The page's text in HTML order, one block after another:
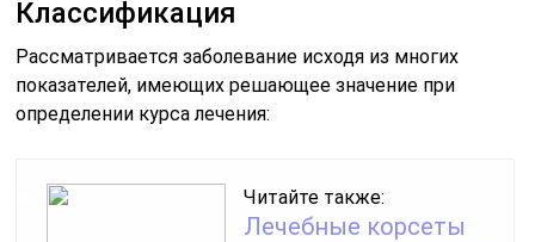
Классификация
Рассматривается заболевание исходя из многих
показателей, имеющих решающее значение при
определении курса лечения:
Читайте также:
Лечебные корсеты